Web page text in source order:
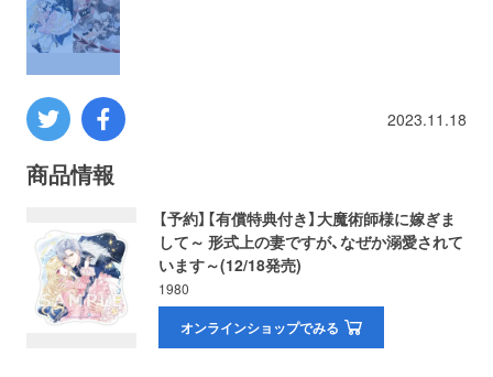
2023.11.18
商品情報
【予約】【有償特典付き】大魔術師様に嫁ぎま
して～ 形式上の妻ですが、なぜか溺愛されて
います～(12/18発売)
1980
オンラインショップでみる
コンピューター
ミリタリー
その他
イベント 特典
フェア お知らせ